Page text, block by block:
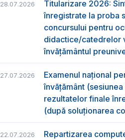
28.07.2026
Titularizare 2026:
înregistrate la proba
concursului pentru
didactice/catedrelor
învăţământul
27.07.2026
Examenul național
învățământ
rezultatelor finale
(după soluționarea
22.07.2026
Repartizarea